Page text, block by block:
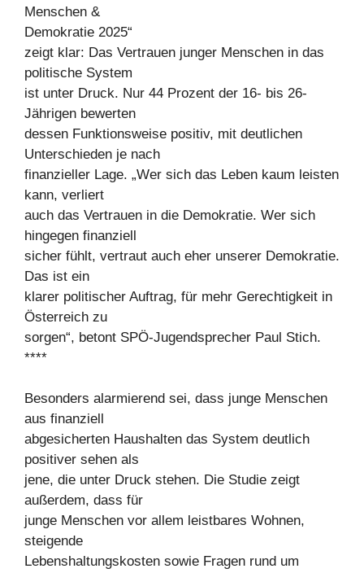
Menschen &
Demokratie 2025“
zeigt klar: Das Vertrauen junger Menschen in das
politische System
ist unter Druck. Nur 44 Prozent der 16- bis 26-
Jährigen bewerten
dessen Funktionsweise positiv, mit deutlichen
Unterschieden je nach
finanzieller Lage. „Wer sich das Leben kaum leisten
kann, verliert
auch das Vertrauen in die Demokratie. Wer sich
hingegen finanziell
sicher fühlt, vertraut auch eher unserer Demokratie.
Das ist ein
klarer politischer Auftrag, für mehr Gerechtigkeit in
Österreich zu
sorgen“, betont SPÖ-Jugendsprecher Paul Stich.
****
Besonders alarmierend sei, dass junge Menschen
aus finanziell
abgesicherten Haushalten das System deutlich
positiver sehen als
jene, die unter Druck stehen. Die Studie zeigt
außerdem, dass für
junge Menschen vor allem leistbares Wohnen,
steigende
Lebenshaltungskosten sowie Fragen rund um